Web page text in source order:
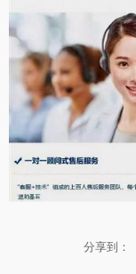
分享到：